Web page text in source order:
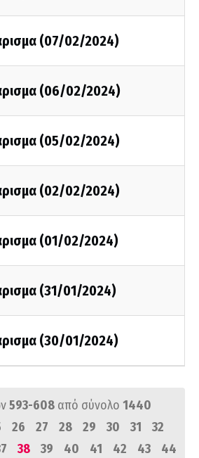
(07/02/2024)
(06/02/2024)
(05/02/2024)
(02/02/2024)
(01/02/2024)
(31/01/2024)
(30/01/2024)
593-608 από σύνολο 1440
26 27 28 29 30 31
32
38 39 40 41 42 43
44